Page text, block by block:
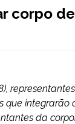
corpo
que
da